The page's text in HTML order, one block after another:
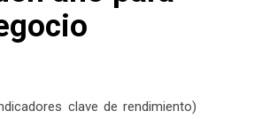
clave de rendimiento)